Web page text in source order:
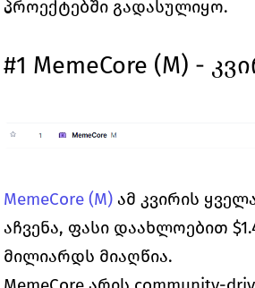
პროექტებში გადასულიყო.
#1 MemeCore (M) -
MemeCore (M) ამ კვირის
აჩვენა, ფასი დაახლოებით
მილიარდს მიაღწია.